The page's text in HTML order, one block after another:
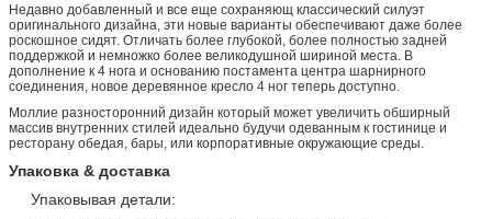
Недавно добавленный и все еще сохраняющ классический силуэт
оригинального дизайна, эти новые варианты обеспечивают даже более
роскошное сидят. Отличать более глубокой, более полностью задней
поддержкой и немножко более великодушной шириной места. В
дополнение к 4 нога и основанию постамента центра шарнирного
соединения, новое деревянное кресло 4 ног теперь доступно.
Моллие разносторонний дизайн который может увеличить обширный
массив внутренних стилей идеально будучи одеванным к гостинице и
ресторану обедая, бары, или корпоративные окружающие среды.
Упаковка & доставка
Упаковывая детали: